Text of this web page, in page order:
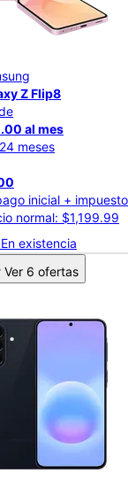
Z Flip8
al mes
meses
inicial +
normal: $1,199.99
En existencia
Ver 6 ofertas